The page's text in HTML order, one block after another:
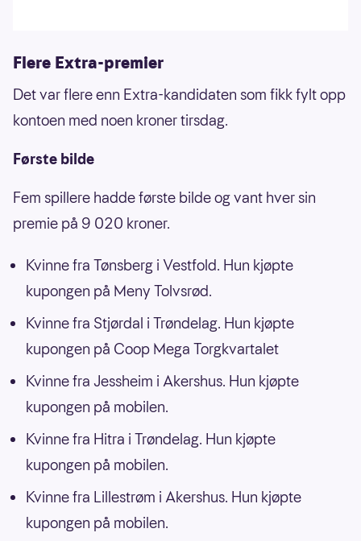
Flere Extra-premier
Det var flere enn Extra-kandidaten som fikk fylt opp
kontoen med noen kroner tirsdag.
Første bilde
Fem spillere hadde første bilde og vant hver sin
premie på 9 020 kroner.
Kvinne fra Tønsberg i Vestfold. Hun kjøpte
kupongen på Meny Tolvsrød.
Kvinne fra Stjørdal i Trøndelag. Hun kjøpte
kupongen på Coop Mega Torgkvartalet
Kvinne fra Jessheim i Akershus. Hun kjøpte
kupongen på mobilen.
Kvinne fra Hitra i Trøndelag. Hun kjøpte
kupongen på mobilen.
Kvinne fra Lillestrøm i Akershus. Hun kjøpte
kupongen på mobilen.